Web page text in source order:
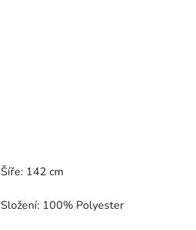
Šíře: 142 cm
Složení: 100% Polyester